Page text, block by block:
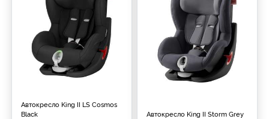
Автокресло King II LS Cosmos
Black
Автокресло King II Storm Grey